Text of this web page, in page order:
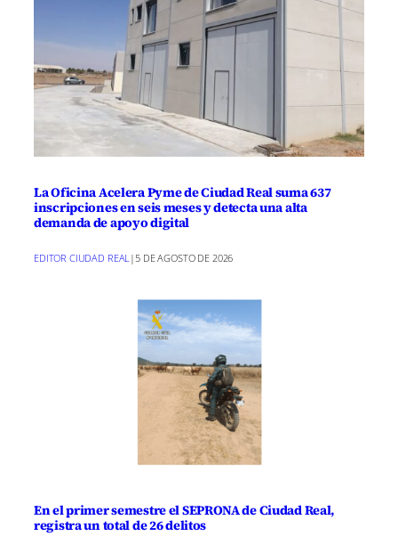
La Oficina Acelera Pyme de Ciudad Real suma 637
inscripciones en seis meses y detecta una alta
demanda de apoyo digital
EDITOR CIUDAD REAL | 5 DE AGOSTO DE 2026
En el primer semestre el SEPRONA de Ciudad Real,
registra un total de 26 delitos